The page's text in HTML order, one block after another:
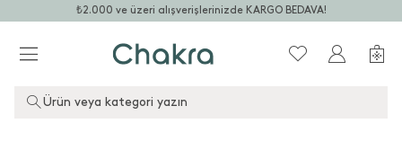
₺2.000 ve üzeri alışverişlerinizde KARGO BEDAVA!
Ürün veya kategori yazın